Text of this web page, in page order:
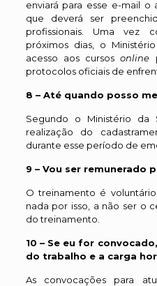
enviará para esse e-mail o
que deverá ser
profissionais. Uma vez
próximos dias, o
acesso aos cursosonline
protocolos oficiais de
8 – Até quando posso
Segundo o Ministério da
realização do
durante esse período de
9 – Vou ser remunerado
O treinamento é
nada por isso, a não ser o
do treinamento.
10 – Se eu for
do trabalho e a carga
As convocações para